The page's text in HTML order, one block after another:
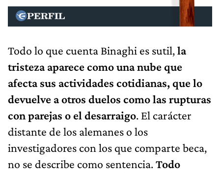
Todo lo que cuenta Binaghi es sutil,la
tristeza aparece como una nube que
afecta sus actividades cotidianas, que lo
devuelve a otros duelos como las rupturas
con parejas o el desarraigo. El carácter
distante de los alemanes o los
investigadores con los que comparte beca,
no se describe como sentencia.Todo